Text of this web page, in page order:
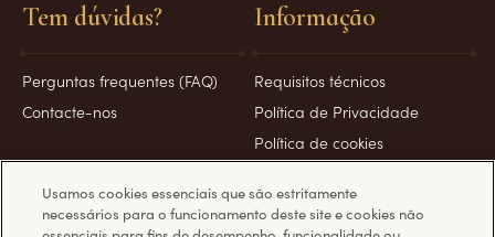
Tem dúvidas?
Perguntas frequentes (FAQ)
Contacte-nos
Informação
Requisitos técnicos
Política de Privacidade
Política de cookies
Usamos cookies essenciais que são estritamente
necessários para o funcionamento deste site e cookies não